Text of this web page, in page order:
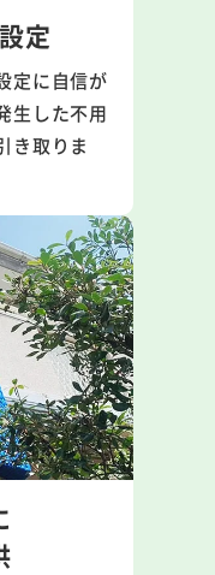
定
定に自信が
生した不用
き取りま